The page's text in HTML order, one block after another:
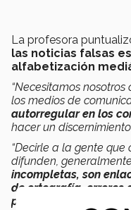
La profesora
las noticias falsas
alfabetización
“Necesitamos
los medios de
autorregular en los
hacer un
“Decirle a la gente que
difunden, generalmente
incompletas, son
de ortografía, errores
polémica que apelan